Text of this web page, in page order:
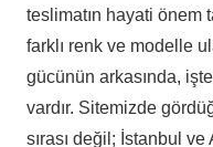
teslimatın hayati önem
farklı renk ve modelle
gücünün arkasında,
vardır. Sitemizde
sırası değil; İstanbul ve